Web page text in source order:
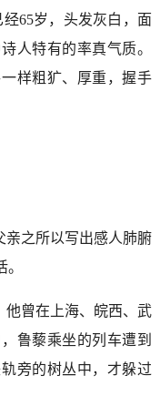
65岁，头发灰白，面
人特有的率真气质。
样粗犷、厚重，握手
亲之所以写出感人肺腑
他曾在上海、皖西、武
鲁藜乘坐的列车遭到
旁的树丛中，才躲过